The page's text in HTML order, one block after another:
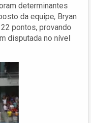
determinantes
da equipe, Bryan
pontos, provando
disputada no nível